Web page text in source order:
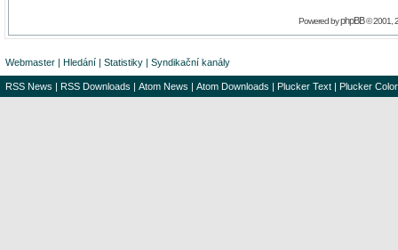
Powered byphpBB© 2001,
Webmaster | Hledání | Statistiky | Syndikační kanály
RSS News | RSS Downloads | Atom News | Atom Downloads | Plucker Text | Plucker Color